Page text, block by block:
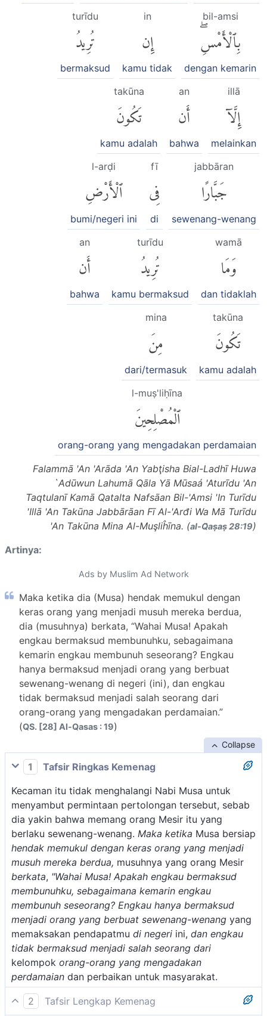
bil-amsi
بِٱلْأَمْسِۖ
dengan kemarin
in
إِن
kamu tidak
turīdu
تُرِيدُ
bermaksud
illā
إِلَّآ
melainkan
an
أَن
bahwa
takūna
تَكُونَ
kamu adalah
jabbāran
جَبَّارًا
sewenang-wenang
fī
فِى
di
l-arḍi
ٱلْأَرْضِ
bumi/negeri ini
wamā
وَمَا
dan tidaklah
turīdu
تُرِيدُ
kamu bermaksud
an
أَن
bahwa
takūna
تَكُونَ
kamu adalah
mina
مِنَ
dari/termasuk
l-muṣ'liḥīna
ٱلْمُصْلِحِينَ
orang-orang yang mengadakan perdamaian
Falammā 'An 'Arāda 'An Yabţisha Bial-Ladhī Huwa
`Adūwun Lahumā Qāla Yā Mūsaá 'Aturīdu 'An
Taqtulanī Kamā Qatalta Nafsāan Bil-'Amsi 'In Turīdu
'Illā 'An Takūna Jabbārāan Fī Al-'Arđi Wa Mā Turīdu
'An Takūna Mina Al-Muşliĥīna. (al-Q̈aṣaṣ 28:19)
Artinya:
Ads by Muslim Ad Network
Maka ketika dia (Musa) hendak memukul dengan
keras orang yang menjadi musuh mereka berdua,
dia (musuhnya) berkata, “Wahai Musa! Apakah
engkau bermaksud membunuhku, sebagaimana
kemarin engkau membunuh seseorang? Engkau
hanya bermaksud menjadi orang yang berbuat
sewenang-wenang di negeri (ini), dan engkau
tidak bermaksud menjadi salah seorang dari
orang-orang yang mengadakan perdamaian.”
(QS. [28] Al-Qasas : 19)
Collapse
1
Tafsir Ringkas Kemenag
Kecaman itu tidak menghalangi Nabi Musa untuk
menyambut permintaan pertolongan tersebut, sebab
dia yakin bahwa memang orang Mesir itu yang
berlaku sewenang-wenang. Maka ketika Musa bersiap
hendak memukul dengan keras orang yang menjadi
musuh mereka berdua, musuhnya yang orang Mesir
berkata, "Wahai Musa! Apakah engkau bermaksud
membunuhku, sebagaimana kemarin engkau
membunuh seseorang? Engkau hanya bermaksud
menjadi orang yang berbuat sewenang-wenang yang
memaksakan pendapatmu di negeri ini, dan engkau
tidak bermaksud menjadi salah seorang dari
kelompok orang-orang yang mengadakan
perdamaian dan perbaikan untuk masyarakat.
2
Tafsir Lengkap Kemenag